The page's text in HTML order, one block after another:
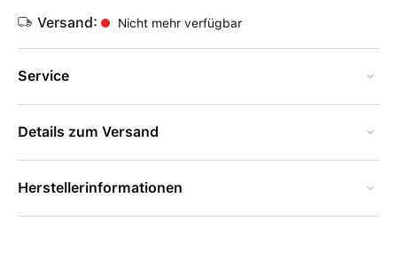
Versand: Nicht mehr verfügbar
Service
Details zum Versand
Herstellerinformationen